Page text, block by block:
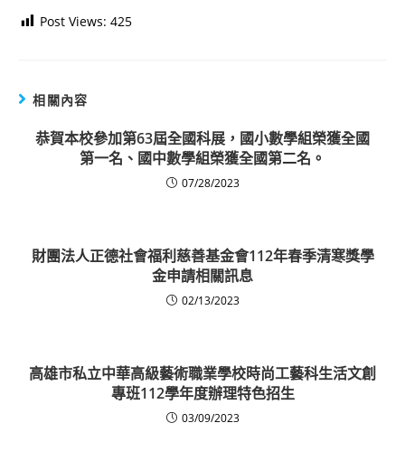
Post Views: 425
相關內容
恭賀本校參加第63屆全國科展，國小數學組榮獲全國
第一名、國中數學組榮獲全國第二名。
07/28/2023
財團法人正德社會福利慈善基金會112年春季清寒獎學
金申請相關訊息
02/13/2023
高雄市私立中華高級藝術職業學校時尚工藝科生活文創
專班112學年度辦理特色招生
03/09/2023